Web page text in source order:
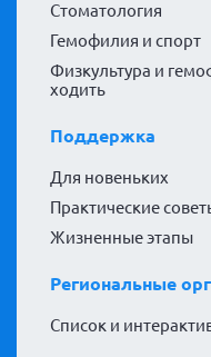
Стоматология
Гемофилия и спорт
Физкультура и
ходить
Поддержка
Для новеньких
Практические
Жизненные этапы
Региональные
Список и